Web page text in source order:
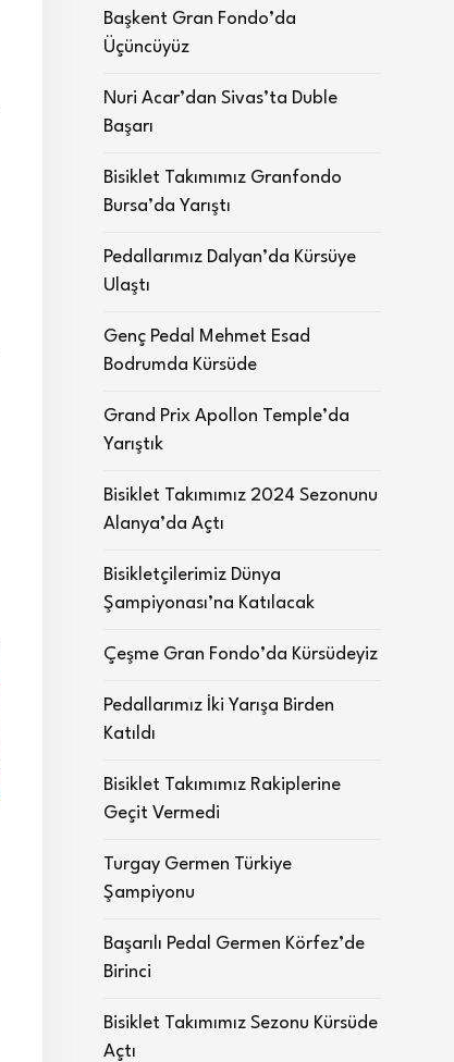
Başkent Gran Fondo’da
Üçüncüyüz
Nuri Acar’dan Sivas’ta Duble
Başarı
Bisiklet Takımımız Granfondo
Bursa’da Yarıştı
Pedallarımız Dalyan’da Kürsüye
Ulaştı
Genç Pedal Mehmet Esad
Bodrumda Kürsüde
Grand Prix Apollon Temple’da
Yarıştık
Bisiklet Takımımız 2024 Sezonunu
Alanya’da Açtı
Bisikletçilerimiz Dünya
Şampiyonası’na Katılacak
Çeşme Gran Fondo’da Kürsüdeyiz
Pedallarımız İki Yarışa Birden
Katıldı
Bisiklet Takımımız Rakiplerine
Geçit Vermedi
Turgay Germen Türkiye
Şampiyonu
Başarılı Pedal Germen Körfez’de
Birinci
Bisiklet Takımımız Sezonu Kürsüde
Açtı